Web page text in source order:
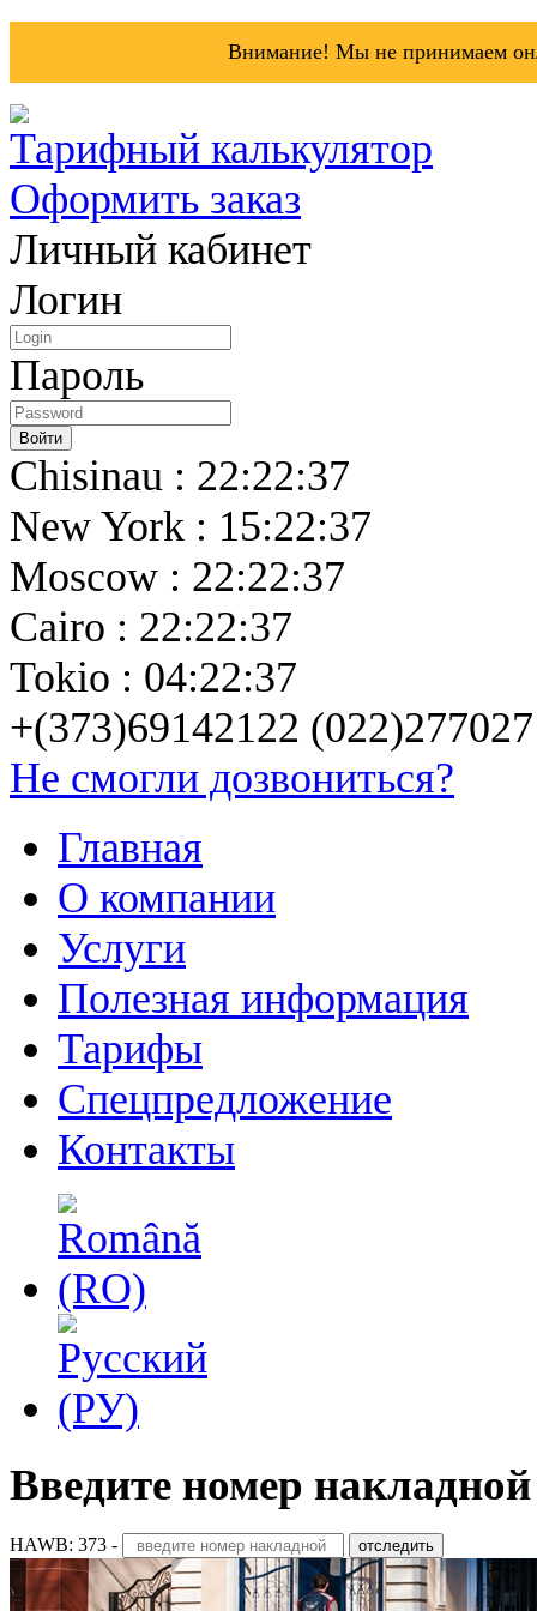
Внимание! Мы не принимаем
Тарифный калькулятор
Оформить заказ
Личный кабинет
Логин
Пароль
Chisinau : 22:22:37
New York : 15:22:37
Moscow : 22:22:37
Cairo : 22:22:37
Tokio : 04:22:37
+(373)69142122 (022)277027
Не смогли дозвониться?
Главная
О компании
Услуги
Полезная информация
Тарифы
Спецпредложение
Контакты
Введите номер накладной
HAWB: 373 - отследить